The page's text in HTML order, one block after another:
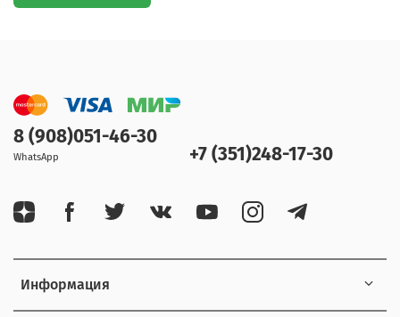
Информация
8 (908)051-46-30
WhatsApp +7 (351)248-17-30